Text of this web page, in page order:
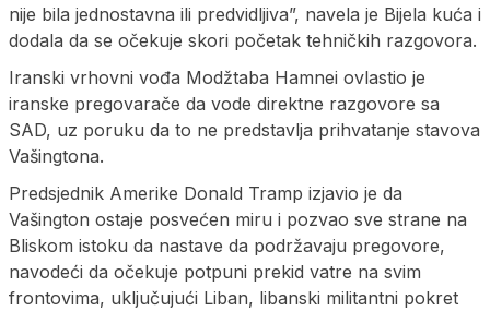
nije bila jednostavna ili predvidljiva”, navela je Bijela kuća i
dodala da se očekuje skori početak tehničkih razgovora.
Iranski vrhovni vođa Modžtaba Hamnei ovlastio je
iranske pregovarače da vode direktne razgovore sa
SAD, uz poruku da to ne predstavlja prihvatanje stavova
Vašingtona.
Predsjednik Amerike Donald Tramp izjavio je da
Vašington ostaje posvećen miru i pozvao sve strane na
Bliskom istoku da nastave da podržavaju pregovore,
navodeći da očekuje potpuni prekid vatre na svim
frontovima, uključujući Liban, libanski militantni pokret